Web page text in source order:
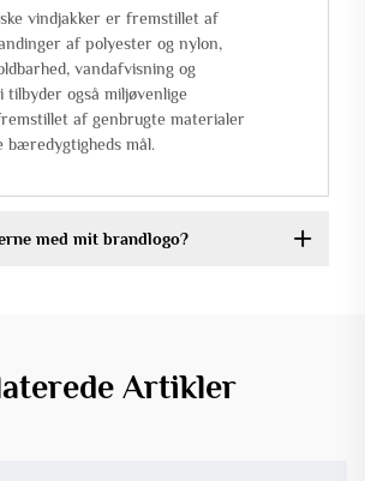
vindjakker er fremstillet af
af polyester og nylon,
vandafvisning og
tilbyder også miljøvenlige
af genbrugte materialer
mål.
med mit brandlogo?
Artikler